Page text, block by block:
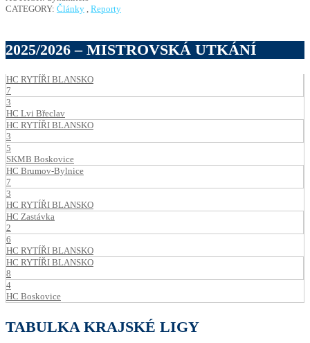
CATEGORY: Články Reporty
2025/2026 – MISTROVSKÁ UTKÁNÍ
HC RYTÍŘI BLANSKO
7
3
HC Lvi Břeclav
HC RYTÍŘI BLANSKO
3
5
SKMB Boskovice
HC Brumov-Bylnice
7
3
HC RYTÍŘI BLANSKO
HC Zastávka
2
6
HC RYTÍŘI BLANSKO
HC RYTÍŘI BLANSKO
8
4
HC Boskovice
TABULKA KRAJSKÉ LIGY